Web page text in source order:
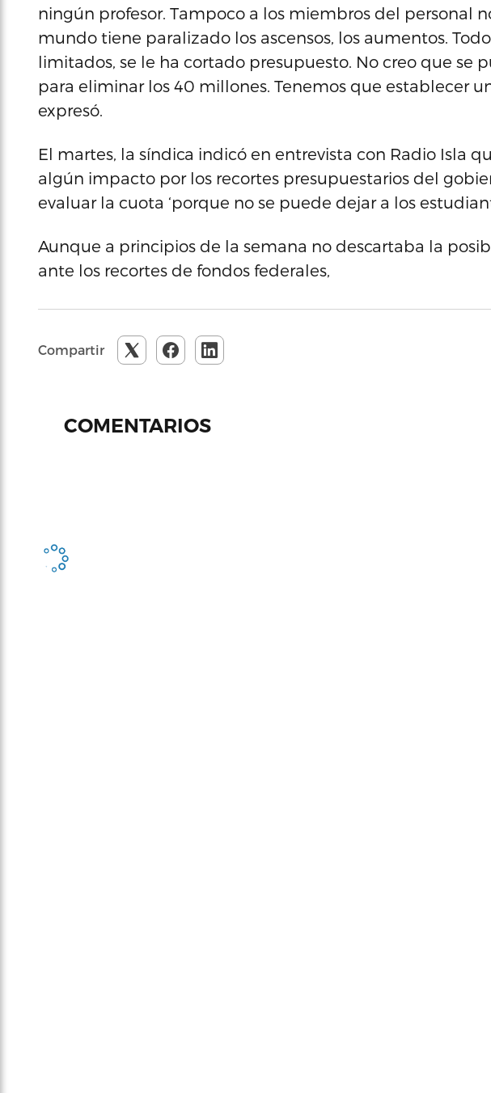
ningún profesor. Tampoco a los miembros del personal
mundo tiene paralizado los ascensos, los aumentos.
limitados, se le ha cortado presupuesto. No creo que se
para eliminar los 40 millones. Tenemos que establecer
expresó.
El martes, la síndica indicó en entrevista con Radio Isla
algún impacto por los recortes presupuestarios del
evaluar la cuota ‘porque no se puede dejar a los
Aunque a principios de la semana no descartaba la
ante los recortes de fondos federales,
Compartir
COMENTARIOS